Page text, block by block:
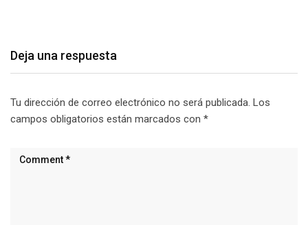
Deja una respuesta
Tu dirección de correo electrónico no será publicada. Los
campos obligatorios están marcados con *